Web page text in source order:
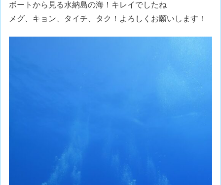
ボートから見る水納島の海！キレイでしたね
メグ、キョン、タイチ、タク！よろしくお願いします！